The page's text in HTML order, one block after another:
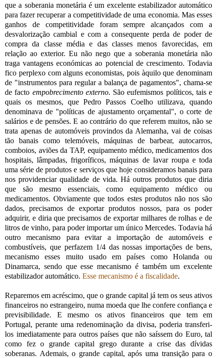
que a soberania monetária é um excelente estabilizador automático
para fazer recuperar a competitividade de uma economia. Mas esses
ganhos de competitividade foram sempre alcançados com a
desvalorização cambial e com a consequente perda de poder de
compra da classe média e das classes menos favorecidas, em
relação ao exterior. Eu não nego que a soberania monetária não
traga vantagens económicas ao potencial de crescimento. Todavia
fico perplexo com alguns economistas, pois àquilo que denominam
de "instrumentos para regular a balança de pagamentos", chama-se
de facto empobrecimento externo. São eufemismos políticos, tais e
quais os mesmos, que Pedro Passos Coelho utilizava, quando
denominava de "políticas de ajustamento orçamental", o corte de
salários e de pensões. E ao contrário do que referem muitos, não se
trata apenas de automóveis provindos da Alemanha, vai de coisas
tão banais como telemóveis, máquinas de barbear, autocarros,
comboios, aviões da TAP, equipamento médico, medicamentos dos
hospitais, lâmpadas, frigoríficos, máquinas de lavar roupa e toda
uma série de produtos e serviços que hoje consideramos banais para
nos providenciar qualidade de vida. Há outros produtos que diria
que são mesmo essenciais, como equipamento médico ou
medicamentos. Obviamente que todos estes produtos não nos são
dados, precisamos de exportar produtos nossos, para os poder
adquirir, e diria que precisamos de exportar milhares de rolhas e de
litros de vinho, para poder importar um único Mercedes. Todavia há
outro mecanismo para evitar a importação de automóveis e
combustíveis, que perfazem 1/4 das nossas importações de bens,
mecanismo esses muito usado em países como Holanda ou
Dinamarca, sendo que esse mecanismo é também um excelente
estabilizador automático. Esse mecanismo é a fiscalidade.
Reparemos em acréscimo, que o grande capital já tem os seus ativos
financeiros no estrangeiro, numa moeda que lhe confere confiança e
previsibilidade. E mesmo os ativos financeiros que tem em
Portugal, perante uma redenominação da divisa, poderia transferi-
los imediatamente para outros países que não saíssem do Euro, tal
como fez o grande capital grego durante a crise das dívidas
soberanas. Ademais, o grande capital, após uma transição para o